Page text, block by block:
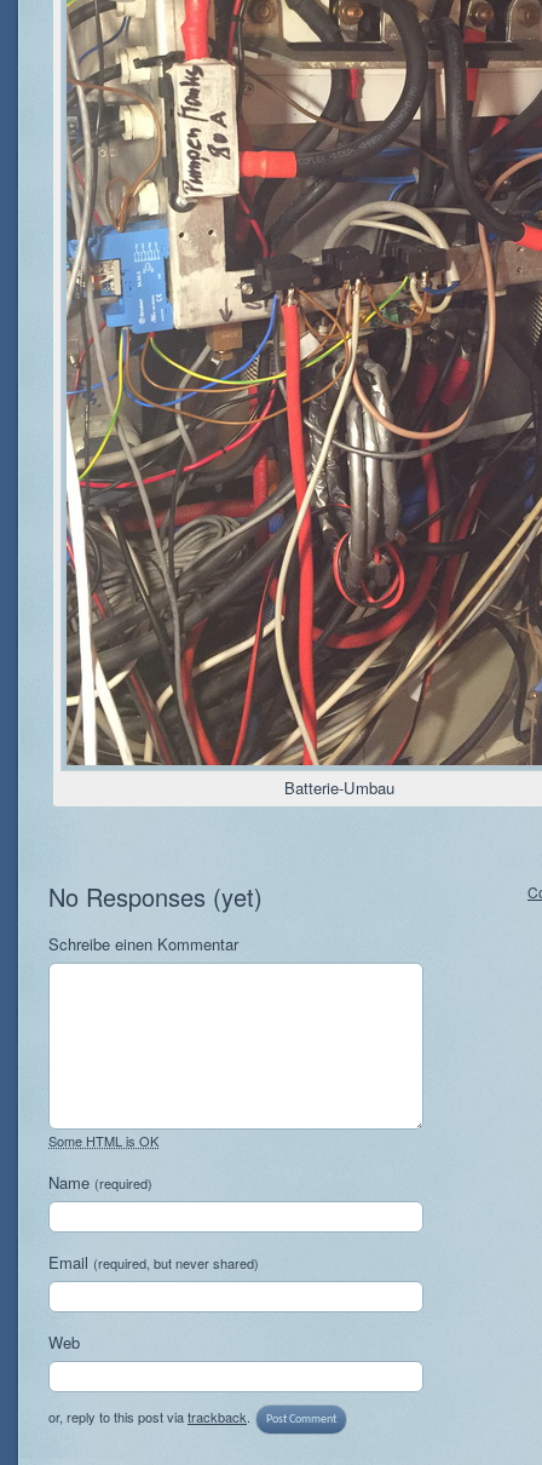
Batterie-Umbau
No Responses (yet)
Schreibe einen Kommentar
Some HTML is OK
Name (required)
Email (required, but never shared)
Web
or, reply to this post viatrackback